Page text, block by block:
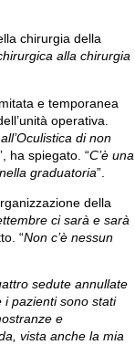
chirurgia della
alla chirurgia
e temporanea
operativa.
di non
ha spiegato. “C’è una
graduatoria”.
della
ci sarà e sarà
“Non c’è nessun
sedute annullate
i pazienti sono stati
e
vista anche la mia